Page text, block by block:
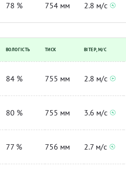
78 % 754 мм 2.8 м/с
ВОЛОГІСТЬ ТИСК ВІТЕР, М/С
84 % 755 мм 2.8 м/с
80 % 755 мм 3.6 м/с
77 % 756 мм 2.7 м/с